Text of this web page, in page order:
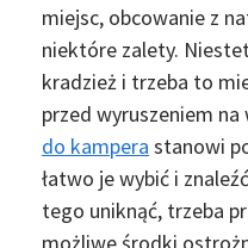
miejsc, obcowanie z
niektóre zalety.
kradzież i trzeba to
przed wyruszeniem na
do kampera stanowi
łatwo je wybić i
tego uniknąć, trzeba